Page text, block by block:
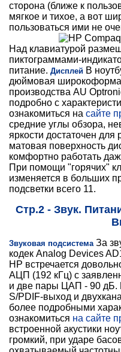
сторона (ближе к
мягкое и тихое, а вот
пользоваться ими не
Над клавиатурой
пиктограммами-
питание. Дисплей В
дюймовая
производства AU
подробно с
ознакомиться на сайте
средние углы обзора,
яркости достаточен
матовая поверхность
комфортно работать
При помощи "горячих"
изменяется в больших
подсветки всего 11.
Стр.2 - Звук.
Звуковая подсистема За
кодек Analog Devices
HP встречается
АЦП (192 кГц) с
и две пары ЦАП - 90 дБ.
S/PDIF-выход и
более подробными
ознакомиться на сайте
встроенной акустики
громкий, при ударе